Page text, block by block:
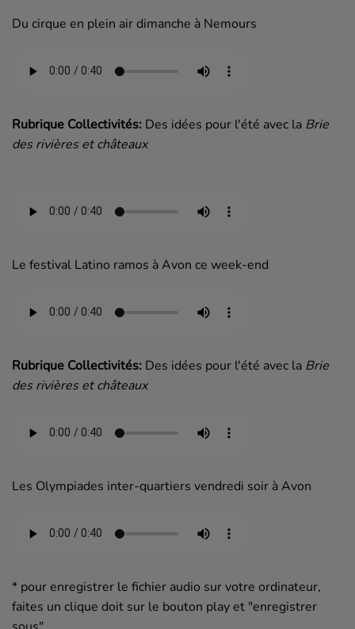
Du cirque en plein air dimanche à Nemours
Rubrique Collectivités: Des idées pour l'été avec la Brie
des rivières et châteaux
Le festival Latino ramos à Avon ce week-end
Rubrique Collectivités: Des idées pour l'été avec la Brie
des rivières et châteaux
Les Olympiades inter-quartiers vendredi soir à Avon
* pour enregistrer le fichier audio sur votre ordinateur,
faites un clique doit sur le bouton play et "enregistrer